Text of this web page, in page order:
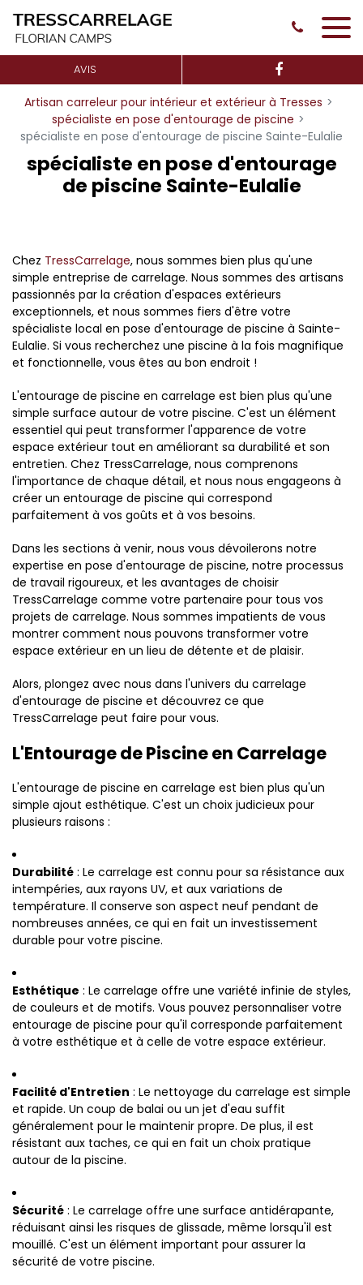
AVIS
Artisan carreleur pour intérieur et extérieur à Tresses
spécialiste en pose d'entourage de piscine
spécialiste en pose d'entourage de piscine Sainte-Eulalie
spécialiste en pose d'entourage
de piscine Sainte-Eulalie
Chez TressCarrelage, nous sommes bien plus qu'une
simple entreprise de carrelage. Nous sommes des artisans
passionnés par la création d'espaces extérieurs
exceptionnels, et nous sommes fiers d'être votre
spécialiste local en pose d'entourage de piscine à Sainte-
Eulalie. Si vous recherchez une piscine à la fois magnifique
et fonctionnelle, vous êtes au bon endroit !
L'entourage de piscine en carrelage est bien plus qu'une
simple surface autour de votre piscine. C'est un élément
essentiel qui peut transformer l'apparence de votre
espace extérieur tout en améliorant sa durabilité et son
entretien. Chez TressCarrelage, nous comprenons
l'importance de chaque détail, et nous nous engageons à
créer un entourage de piscine qui correspond
parfaitement à vos goûts et à vos besoins.
Dans les sections à venir, nous vous dévoilerons notre
expertise en pose d'entourage de piscine, notre processus
de travail rigoureux, et les avantages de choisir
TressCarrelage comme votre partenaire pour tous vos
projets de carrelage. Nous sommes impatients de vous
montrer comment nous pouvons transformer votre
espace extérieur en un lieu de détente et de plaisir.
Alors, plongez avec nous dans l'univers du carrelage
d'entourage de piscine et découvrez ce que
TressCarrelage peut faire pour vous.
L'Entourage de Piscine en Carrelage
L'entourage de piscine en carrelage est bien plus qu'un
simple ajout esthétique. C'est un choix judicieux pour
plusieurs raisons :
Durabilité : Le carrelage est connu pour sa résistance aux
intempéries, aux rayons UV, et aux variations de
température. Il conserve son aspect neuf pendant de
nombreuses années, ce qui en fait un investissement
durable pour votre piscine.
Esthétique : Le carrelage offre une variété infinie de styles,
de couleurs et de motifs. Vous pouvez personnaliser votre
entourage de piscine pour qu'il corresponde parfaitement
à votre esthétique et à celle de votre espace extérieur.
Facilité d'Entretien : Le nettoyage du carrelage est simple
et rapide. Un coup de balai ou un jet d'eau suffit
généralement pour le maintenir propre. De plus, il est
résistant aux taches, ce qui en fait un choix pratique
autour de la piscine.
Sécurité : Le carrelage offre une surface antidérapante,
réduisant ainsi les risques de glissade, même lorsqu'il est
mouillé. C'est un élément important pour assurer la
sécurité de votre piscine.